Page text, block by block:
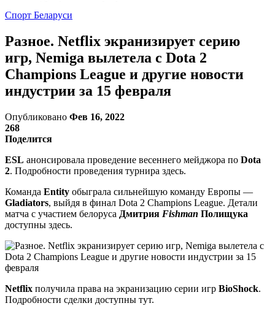
Спорт Беларуси
Разное. Netflix экранизирует серию
игр, Nemiga вылетела с Dota 2
Champions League и другие новости
индустрии за 15 февраля
Опубликовано Фев 16, 2022
268
Поделится
ESL анонсировала проведение весеннего мейджора по Dota
2. Подробности проведения турнира здесь.
Команда Entity обыграла сильнейшую команду Европы —
Gladiators, выйдя в финал Dota 2 Champions League. Детали
матча с участием белоруса Дмитрия Fishman Полищука
доступны здесь.
Netflix получила права на экранизацию серии игр BioShock.
Подробности сделки доступны тут.